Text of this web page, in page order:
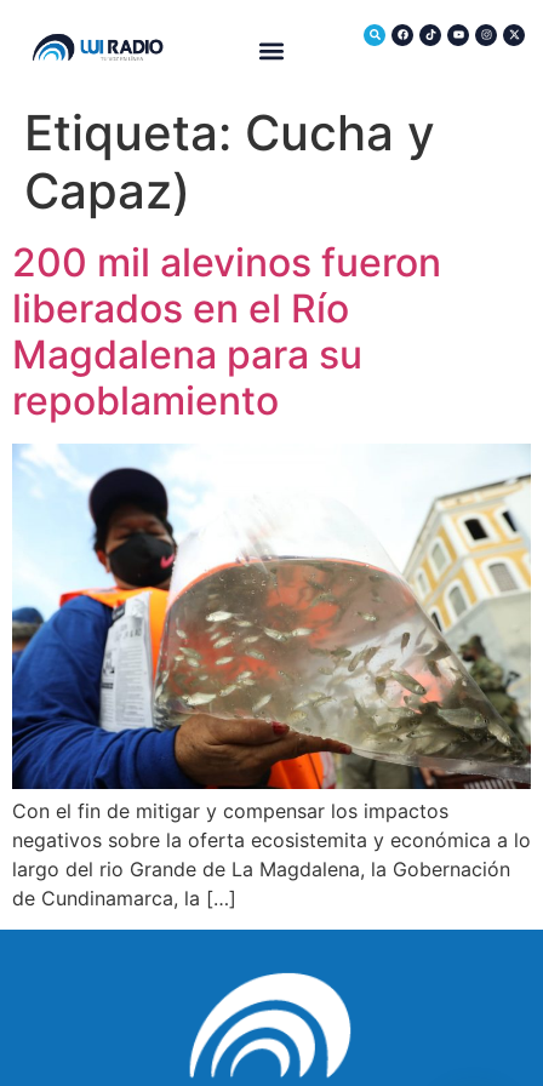
Etiqueta: Cucha y
Capaz)
200 mil alevinos fueron
liberados en el Río
Magdalena para su
repoblamiento
Con el fin de mitigar y compensar los impactos
negativos sobre la oferta ecosistemita y económica a lo
largo del rio Grande de La Magdalena, la Gobernación
de Cundinamarca, la […]